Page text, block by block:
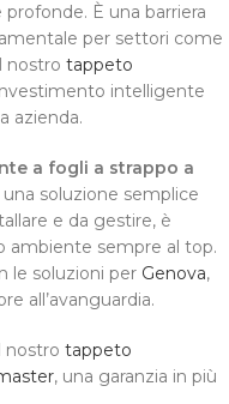
È una barriera
per settori come
nostro tappeto
intelligente
azienda.
a fogli a strappo a
soluzione semplice
e da gestire, è
ambiente sempre al top.
le soluzioni per Genova,
all’avanguardia.
nostro tappeto
, una garanzia in più